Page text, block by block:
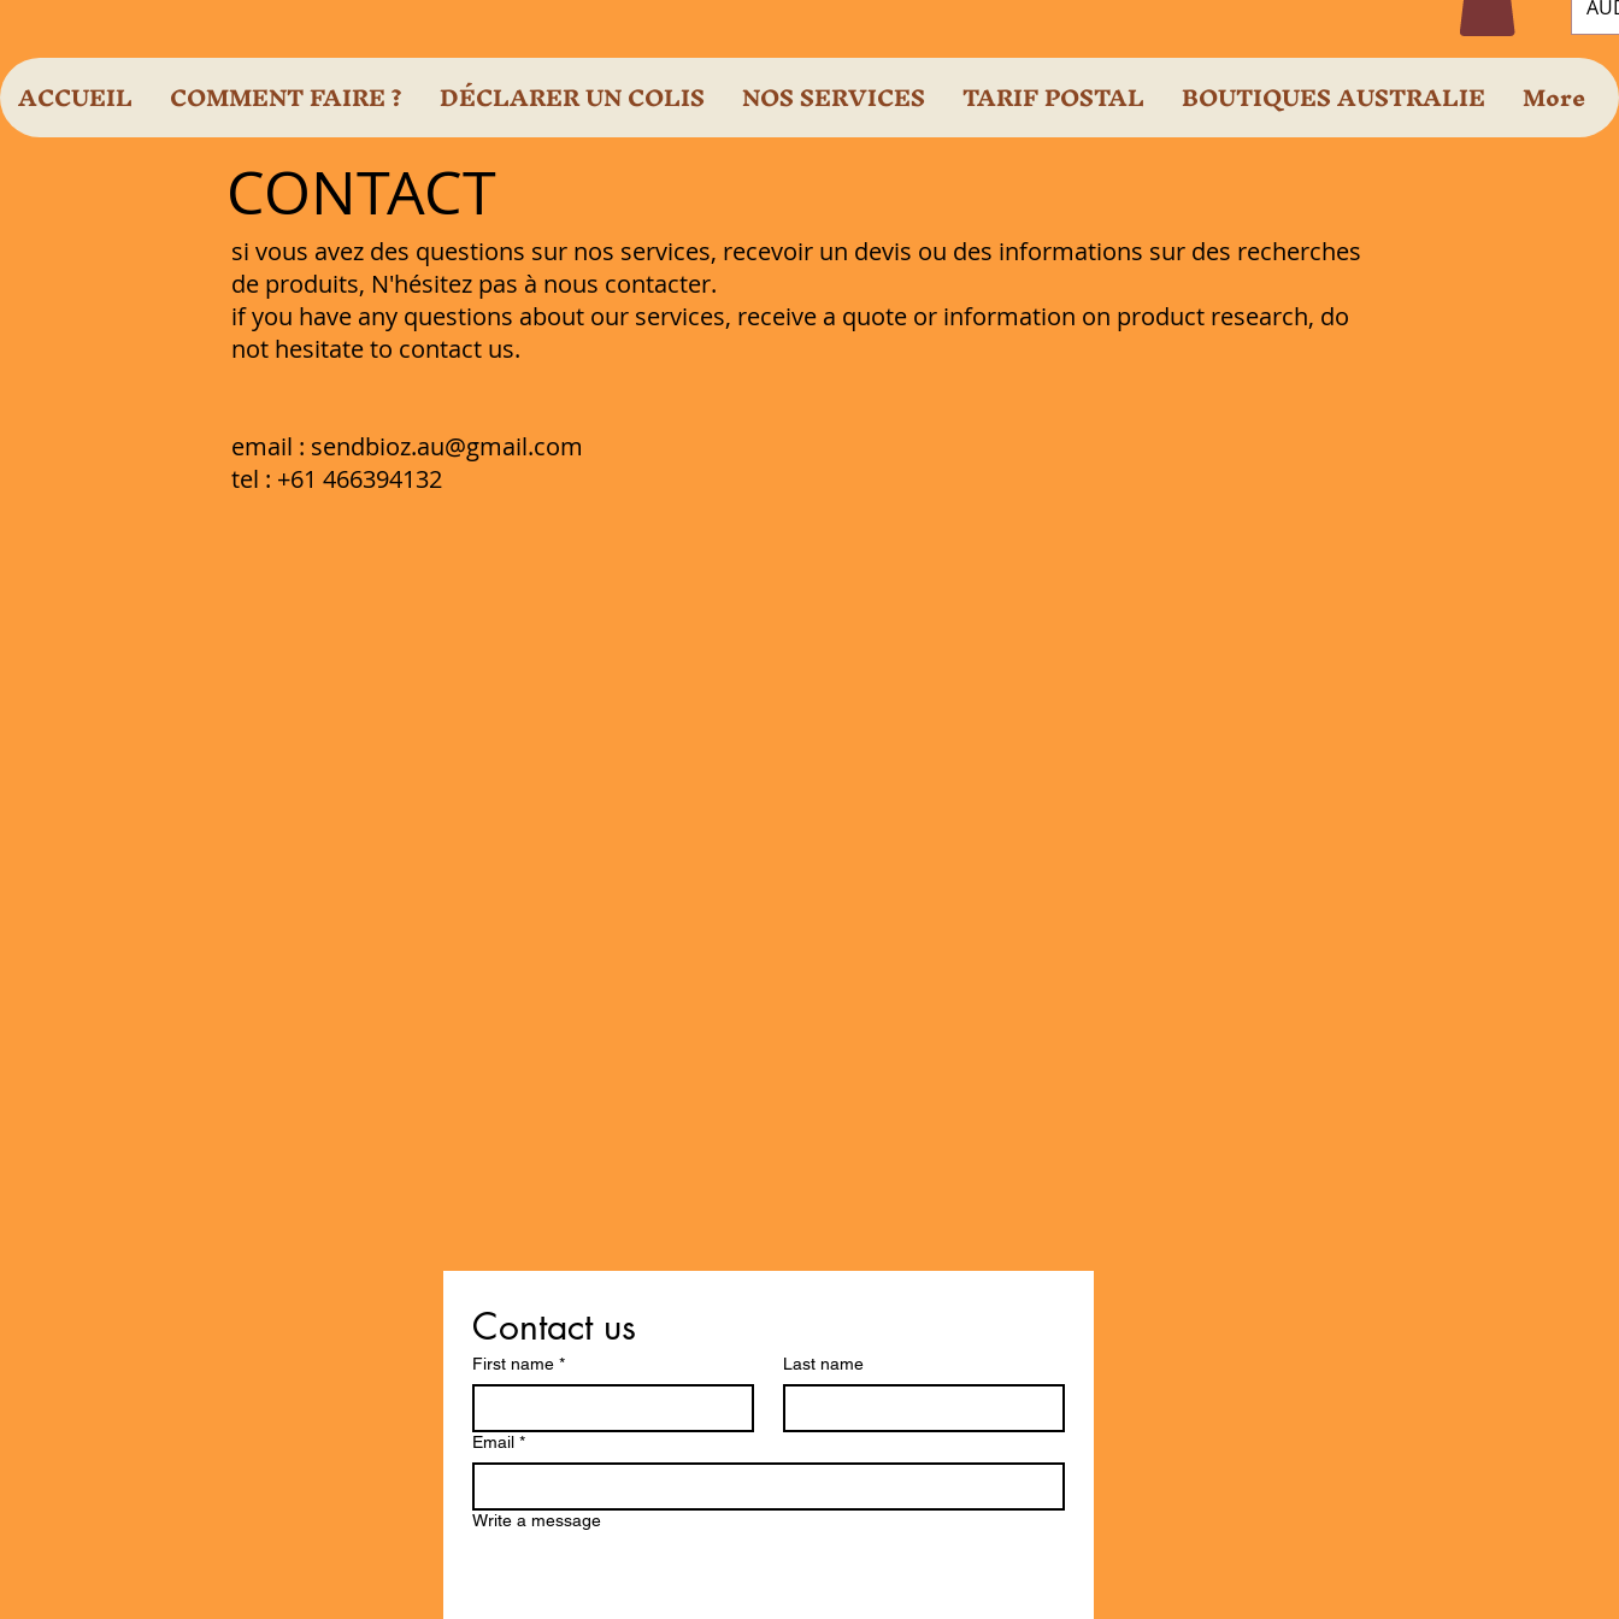
ACCUEIL COMMENT FAIRE ? DÉCLARER UN COLIS NOS SERVICES TARIF POSTAL BOUTIQUES AUSTRALIE More
CONTACT
si vous avez des questions sur nos services, recevoir un devis ou des informations sur des recherches
de produits, N'hésitez pas à nous contacter.
if you have any questions about our services, receive a quote or information on product research, do
not hesitate to contact us.
email : sendbioz.au@gmail.com
tel : +61 466394132
Contact us
First name * Last name
Email *
Write a message